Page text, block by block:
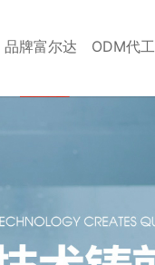
品牌富尔达 ODM代工